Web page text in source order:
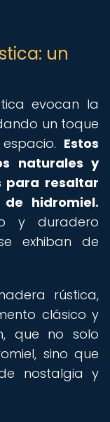
un
evocan la
un toque
Estos
naturales y
para resaltar
hidromiel.
y duradero
exhiban de
rústica,
clásico y
que no solo
sino que
nostalgia y